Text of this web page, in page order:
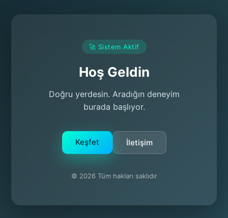
🚀 Sistem Aktif
Hoş Geldin
Doğru yerdesin. Aradığın deneyim
burada başlıyor.
Keşfet İletişim
© 2026 Tüm hakları saklıdır